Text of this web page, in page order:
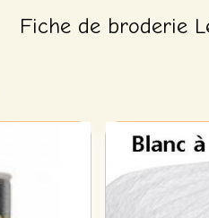
Fiche de broderie